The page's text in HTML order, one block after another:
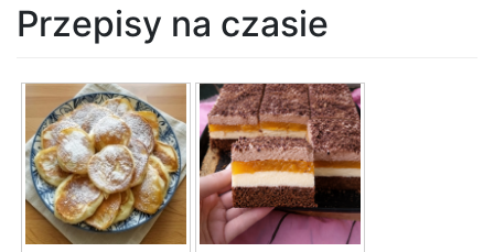
Przepisy na czasie